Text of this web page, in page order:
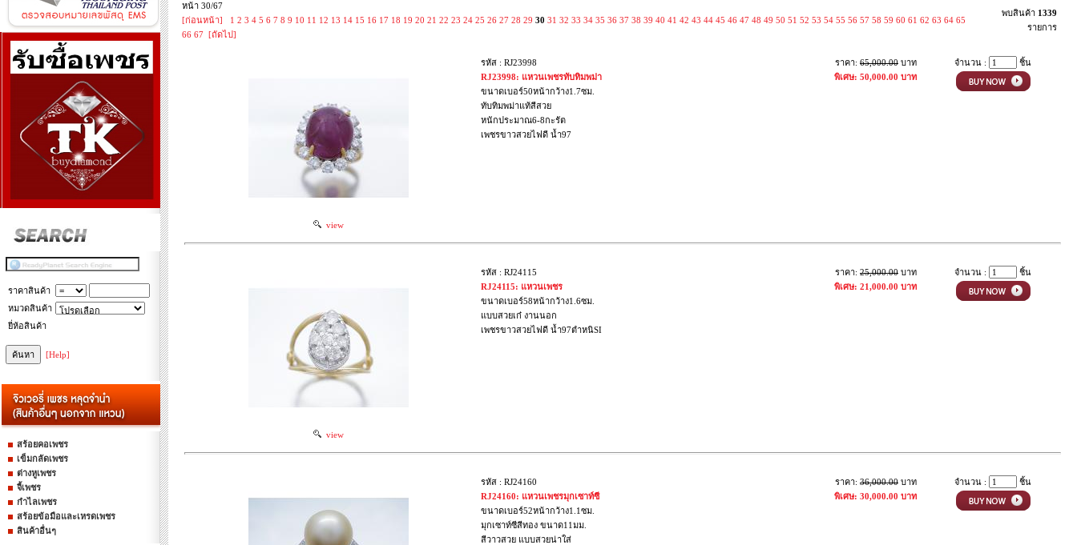
ราคาสินค้า
หมวดสินค้า
ยี่ห้อสินค้า
[Help]
สร้อยคอเพชร
เข็มกลัดเพชร
ต่างหูเพชร
จี้เพชร
กำไลเพชร
สร้อยข้อมือและเหรดเพชร
สินค้าอื่นๆ
หน้า 30/67
[ก่อนหน้า]
1 2 3 4 5 6 7 8 9 10 11 12 13 14 15 16 17 18 19 20 21 22 23 24 25 26 27 28 29 30 31 32 33 34 35 36 37 38 39 40 41 42 43 44 45 46 47 48 49 50 51 52 53 54 55 56 57 58 59 60 61 62 63 64 65
66 67 [ถัดไป]
พบสินค้า 1339
รายการ
view
รหัส : RJ23998
RJ23998: แหวนเพชรทับทิมพม่า
ขนาดเบอร์50หน้ากว้าง1.7ซม.
ทับทิมพม่าแท้สีสวย
หนักประมาณ6-8กะรัต
เพชรขาวสวยไฟดี น้ำ97
ราคา: 65,000.00 บาท
พิเศษ: 50,000.00 บาท
จำนวน : ชิ้น
view
รหัส : RJ24115
RJ24115: แหวนเพชร
ขนาดเบอร์58หน้ากว้าง1.6ซม.
แบบสวยเก๋ งานนอก
เพชรขาวสวยไฟดี น้ำ97ตำหนิSI
ราคา: 25,000.00 บาท
พิเศษ: 21,000.00 บาท
จำนวน : ชิ้น
รหัส : RJ24160
RJ24160: แหวนเพชรมุกเซาท์ซี
ขนาดเบอร์52หน้ากว้าง1.1ซม.
มุกเซาท์ซีสีทอง ขนาด11มม.
สีวาวสวย แบบสวยน่าใส่
ราคา: 36,000.00 บาท
พิเศษ: 30,000.00 บาท
จำนวน : ชิ้น